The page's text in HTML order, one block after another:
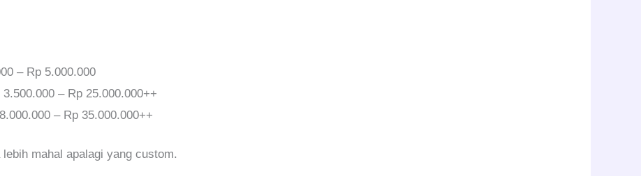
– Rp 5.000.000
– Rp 25.000.000++
– Rp 35.000.000++
mahal apalagi yang custom.